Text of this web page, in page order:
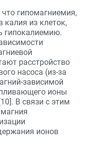
что гипомагниемия,
калия из клеток,
гипокалиемию.
расстройство
насоса (из-за
зависимой
ионы
В связи с этим
ионов